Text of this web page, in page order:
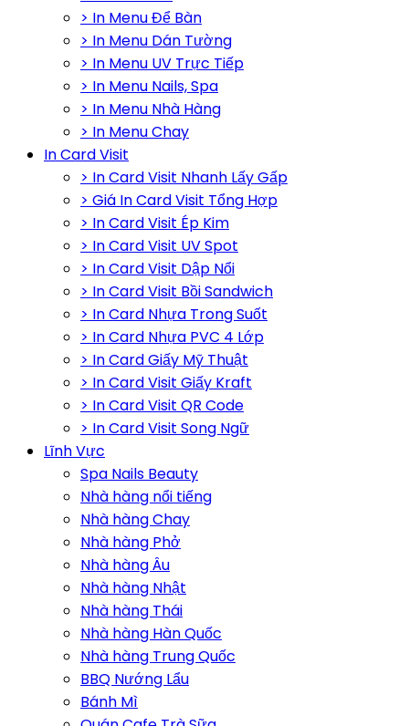
> In Menu Để Bàn
> In Menu Dán Tường
> In Menu UV Trực Tiếp
> In Menu Nails, Spa
> In Menu Nhà Hàng
> In Menu Chay
In Card Visit
> In Card Visit Nhanh Lấy Gấp
> Giá In Card Visit Tổng Hợp
> In Card Visit Ép Kim
> In Card Visit UV Spot
> In Card Visit Dập Nổi
> In Card Visit Bồi Sandwich
> In Card Nhựa Trong Suốt
> In Card Nhựa PVC 4 Lớp
> In Card Giấy Mỹ Thuật
> In Card Visit Giấy Kraft
> In Card Visit QR Code
> In Card Visit Song Ngữ
Lĩnh Vực
Spa Nails Beauty
Nhà hàng nổi tiếng
Nhà hàng Chay
Nhà hàng Phở
Nhà hàng Âu
Nhà hàng Nhật
Nhà hàng Thái
Nhà hàng Hàn Quốc
Nhà hàng Trung Quốc
BBQ Nướng Lẩu
Bánh Mì